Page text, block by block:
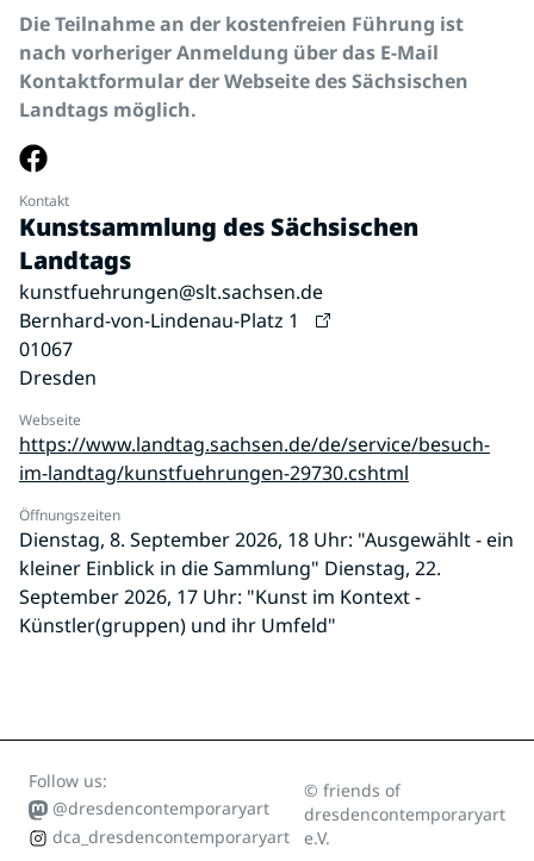
Die Teilnahme an der kostenfreien Führung ist
nach vorheriger Anmeldung über das E-Mail
Kontaktformular der Webseite des Sächsischen
Landtags möglich.
Kontakt
Kunstsammlung des Sächsischen
Landtags
kunstfuehrungen@slt.sachsen.de
Bernhard-von-Lindenau-Platz 1
01067
Dresden
Webseite
https://www.landtag.sachsen.de/de/service/besuch-
im-landtag/kunstfuehrungen-29730.cshtml
Öffnungszeiten
Dienstag, 8. September 2026, 18 Uhr: "Ausgewählt - ein
kleiner Einblick in die Sammlung" Dienstag, 22.
September 2026, 17 Uhr: "Kunst im Kontext -
Künstler(gruppen) und ihr Umfeld"
Follow us:
@dresdencontemporaryart
dca_dresdencontemporaryart
© friends of
dresdencontemporaryart
e.V.